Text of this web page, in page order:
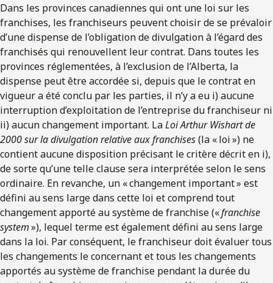
Dans les provinces canadiennes qui ont une loi sur les
franchises, les franchiseurs peuvent choisir de se prévaloir
d’une dispense de l’obligation de divulgation à l’égard des
franchisés qui renouvellent leur contrat. Dans toutes les
provinces réglementées, à l’exclusion de l’Alberta, la
dispense peut être accordée si, depuis que le contrat en
vigueur a été conclu par les parties, il n’y a eu i) aucune
interruption d’exploitation de l’entreprise du franchiseur ni
ii) aucun changement important. LaLoi Arthur Wishart de
2000 sur la divulgation relative aux franchises(la « loi ») ne
contient aucune disposition précisant le critère décrit en i),
de sorte qu’une telle clause sera interprétée selon le sens
ordinaire. En revanche, un « changement important » est
défini au sens large dans cette loi et comprend tout
changement apporté au système de franchise («franchise
system»), lequel terme est également défini au sens large
dans la loi. Par conséquent, le franchiseur doit évaluer tous
les changements le concernant et tous les changements
apportés au système de franchise pendant la durée du